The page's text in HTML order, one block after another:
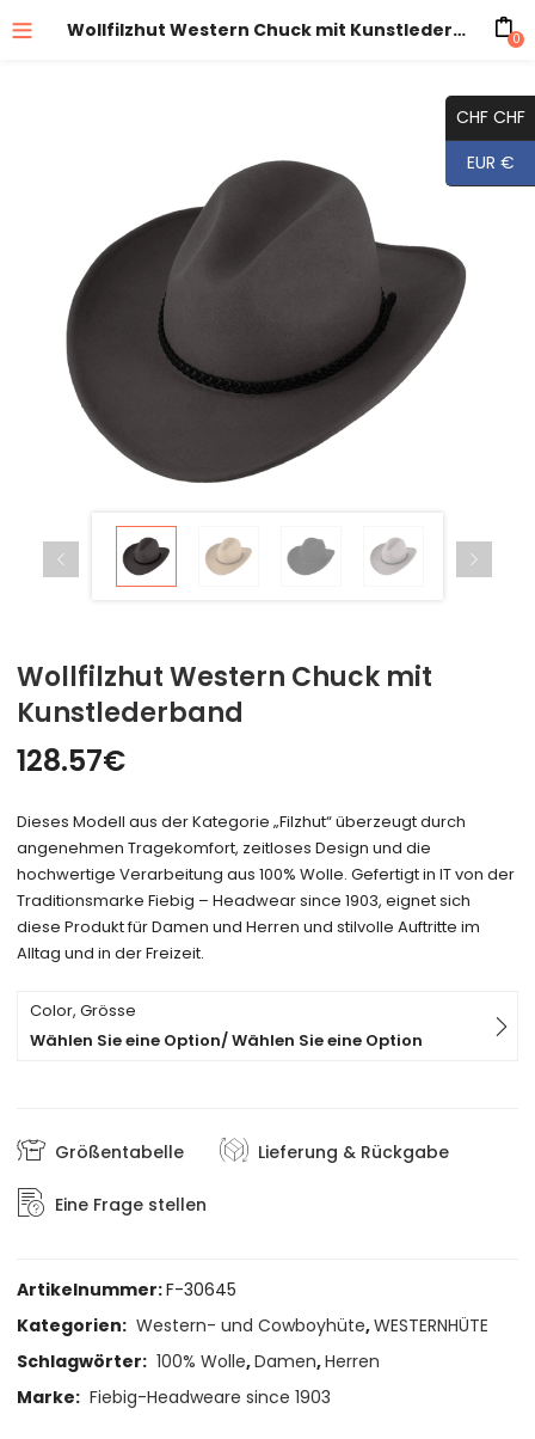
Wollfilzhut Western Chuck mit Kunstlederband 0
Wollfilzhut Western Chuck mit
Kunstlederband
128.57€
Dieses Modell aus der Kategorie „Filzhut“ überzeugt durch
angenehmen Tragekomfort, zeitloses Design und die
hochwertige Verarbeitung aus 100% Wolle. Gefertigt in IT von der
Traditionsmarke Fiebig – Headwear since 1903, eignet sich
diese Produkt für Damen und Herren und stilvolle Auftritte im
Alltag und in der Freizeit.
Color, Grösse
Wählen Sie eine Option/ Wählen Sie eine Option
Größentabelle Lieferung & Rückgabe
Eine Frage stellen
Artikelnummer:F-30645
Kategorien: Western- und Cowboyhüte,WESTERNHÜTE
Schlagwörter: 100% Wolle,Damen,Herren
Marke: Fiebig-Headweare since 1903
CHF CHF
EUR €